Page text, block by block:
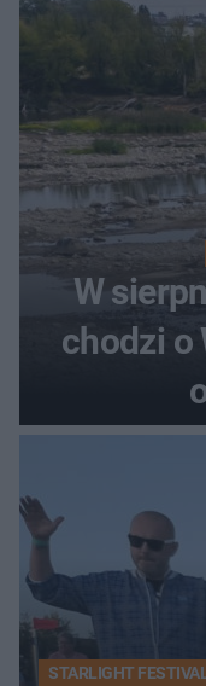
W
chodzi o
STARLIGHT